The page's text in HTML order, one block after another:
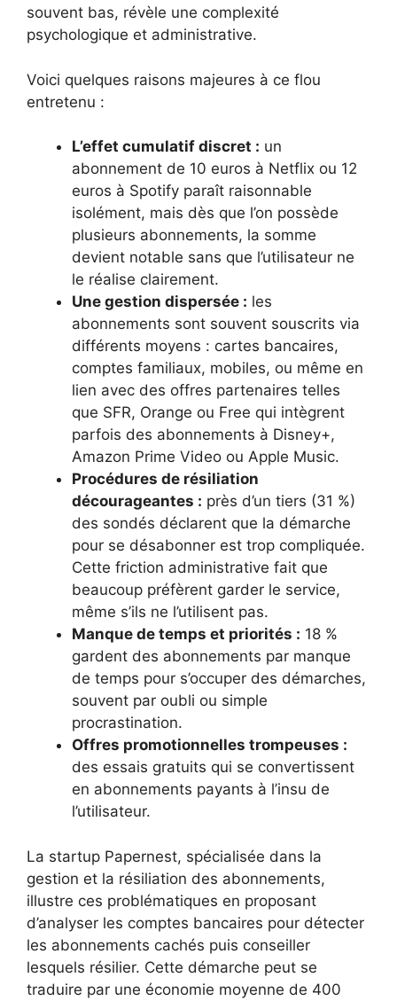
souvent bas, révèle une complexité
psychologique et administrative.
Voici quelques raisons majeures à ce flou
entretenu :
L’effet cumulatif discret : un
abonnement de 10 euros à Netflix ou 12
euros à Spotify paraît raisonnable
isolément, mais dès que l’on possède
plusieurs abonnements, la somme
devient notable sans que l’utilisateur ne
le réalise clairement.
Une gestion dispersée : les
abonnements sont souvent souscrits via
différents moyens : cartes bancaires,
comptes familiaux, mobiles, ou même en
lien avec des offres partenaires telles
que SFR, Orange ou Free qui intègrent
parfois des abonnements à Disney+,
Amazon Prime Video ou Apple Music.
Procédures de résiliation
décourageantes : près d’un tiers (31 %)
des sondés déclarent que la démarche
pour se désabonner est trop compliquée.
Cette friction administrative fait que
beaucoup préfèrent garder le service,
même s’ils ne l’utilisent pas.
Manque de temps et priorités : 18 %
gardent des abonnements par manque
de temps pour s’occuper des démarches,
souvent par oubli ou simple
procrastination.
Offres promotionnelles trompeuses :
des essais gratuits qui se convertissent
en abonnements payants à l’insu de
l’utilisateur.
La startup Papernest, spécialisée dans la
gestion et la résiliation des abonnements,
illustre ces problématiques en proposant
d’analyser les comptes bancaires pour détecter
les abonnements cachés puis conseiller
lesquels résilier. Cette démarche peut se
traduire par une économie moyenne de 400